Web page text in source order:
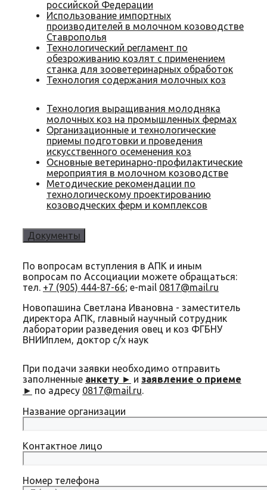
российской Федерации
Использование импортных
производителей в молочном козоводстве
Ставрополья
Технологический регламент по
обезроживанию козлят с применением
станка для зооветеринарных обработок
Технология содержания молочных коз
Технология выращивания молодняка
молочных коз на промышленных фермах
Организационные и технологические
приемы подготовки и проведения
искусственного осеменения коз
Основные ветеринарно-профилактические
мероприятия в молочном козоводстве
Методические рекомендации по
технологическому проектированию
козоводческих ферм и комплексов
Документы
По вопросам вступления в АПК и иным
вопросам по Ассоциации можете обращаться:
тел. +7 (905) 444-87-66; e-mail 0817@mail.ru
Новопашина Светлана Ивановна - заместитель
директора АПК, главный научный сотрудник
лаборатории разведения овец и коз ФГБНУ
ВНИИплем, доктор с/х наук
При подачи заявки необходимо отправить
заполненные анкету ► и заявление о приеме
► по адресу 0817@mail.ru.
Название организации
Контактное лицо
Номер телефона